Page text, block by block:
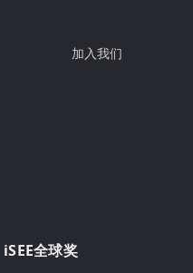
加入我们
iSEE全球奖